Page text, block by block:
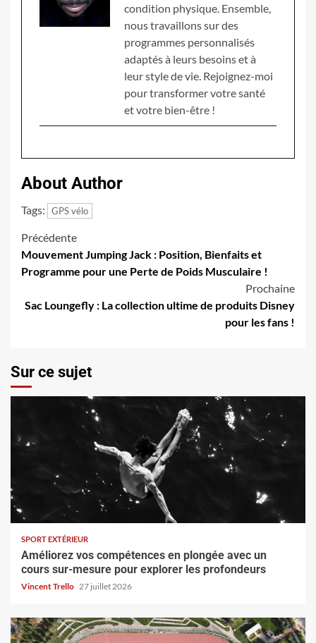
condition physique. Ensemble,
nous travaillons sur des
programmes personnalisés
adaptés à leurs besoins et à
leur style de vie. Rejoignez-moi
pour transformer votre santé
et votre bien-être !
About Author
Tags: GPS vélo
Navigation
d’article
Précédente
Mouvement Jumping Jack : Position, Bienfaits et
Programme pour une Perte de Poids Musculaire !
Prochaine
Sac Loungefly : La collection ultime de produits Disney
pour les fans !
Sur ce sujet
SPORT EXTÉRIEUR
Améliorez vos compétences en plongée avec un
cours sur-mesure pour explorer les profondeurs
Vincent Trello 27 juillet 2026